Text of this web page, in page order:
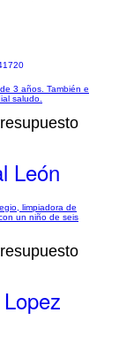
3 años. También e
saludo.
León
limpiadora de
un niño de seis